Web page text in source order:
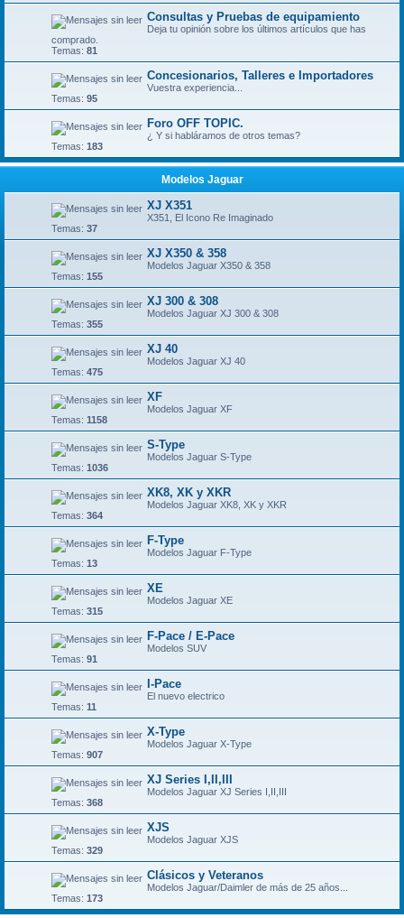
Consultas y Pruebas de equipamiento
Deja tu opinión sobre los últimos artículos que has
comprado.
Temas: 81
Concesionarios, Talleres e Importadores
Vuestra experiencia...
Temas: 95
Foro OFF TOPIC.
¿ Y si habláramos de otros temas?
Temas: 183
Modelos Jaguar
XJ X351
X351, El Icono Re Imaginado
Temas: 37
XJ X350 & 358
Modelos Jaguar X350 & 358
Temas: 155
XJ 300 & 308
Modelos Jaguar XJ 300 & 308
Temas: 355
XJ 40
Modelos Jaguar XJ 40
Temas: 475
XF
Modelos Jaguar XF
Temas: 1158
S-Type
Modelos Jaguar S-Type
Temas: 1036
XK8, XK y XKR
Modelos Jaguar XK8, XK y XKR
Temas: 364
F-Type
Modelos Jaguar F-Type
Temas: 13
XE
Modelos Jaguar XE
Temas: 315
F-Pace / E-Pace
Modelos SUV
Temas: 91
I-Pace
El nuevo electrico
Temas: 11
X-Type
Modelos Jaguar X-Type
Temas: 907
XJ Series I,II,III
Modelos Jaguar XJ Series I,II,III
Temas: 368
XJS
Modelos Jaguar XJS
Temas: 329
Clásicos y Veteranos
Modelos Jaguar/Daimler de más de 25 años...
Temas: 173